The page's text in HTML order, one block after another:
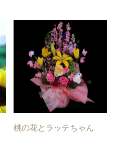
桃の花とラッテちゃん